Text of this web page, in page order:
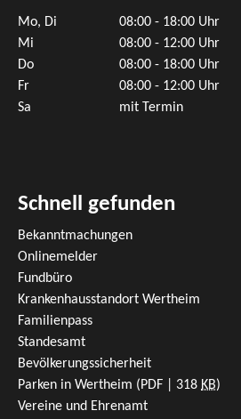
Mo, Di
08:00 - 18:00 Uhr
Mi
08:00 - 12:00 Uhr
Do
08:00 - 18:00 Uhr
Fr
08:00 - 12:00 Uhr
Sa
mit Termin
Schnell gefunden
Bekanntmachungen
Onlinemelder
Fundbüro
Krankenhausstandort Wertheim
Familienpass
Standesamt
Bevölkerungssicherheit
Parken in Wertheim (PDF | 318 KB)
Vereine und Ehrenamt